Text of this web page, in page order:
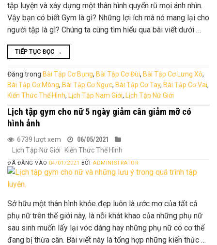
tập luyện và xây dựng một thân hình quyến rũ mọi ánh nhìn.
Vậy bạn có biết Gym là gì? Những lợi ích mà nó mang lại cho
người tập là gì? Chúng ta cùng tìm hiểu qua bài viết dưới …
TIẾP TỤC ĐỌC →
Đăng trong Bài Tập Cơ Bụng, Bài Tập Cơ Đùi, Bài Tập Cơ Lưng Xô,
Bài Tập Cơ Mông, Bài Tập Cơ Ngực, Bài Tập Cơ Tay, Bài Tập Cơ Vai,
Kiến Thức Thể Hình, Lịch Tập Nam Giới, Lịch Tập Nữ Giới
Lịch tập gym cho nữ 5 ngày giảm cân giảm mỡ có
hình ảnh
6739 lượt xem
06/05/2021
Lịch Tập Nữ Giới
Kiến Thức Thể Hình
ĐÃ ĐĂNG VÀO 04/01/2021 BỞIADMINISTRATOR
Sở hữu một thân hình khỏe đẹp luôn là ước mơ của tất cả
phụ nữ trên thế giới này, là nỗi khát khao của những phụ nữ
sau sinh muốn lấy lại vóc dáng hay những phụ nữ có cơ thể
đang bị thừa cân. Bài viết này là tổng hợp những kiến thức …